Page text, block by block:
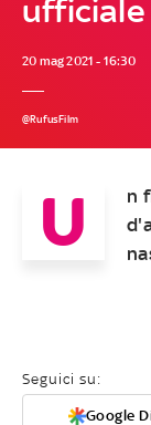
ufficiale
20 mag 2021 - 16:30
@RufusFilm
U
n
Seguici su:
Google